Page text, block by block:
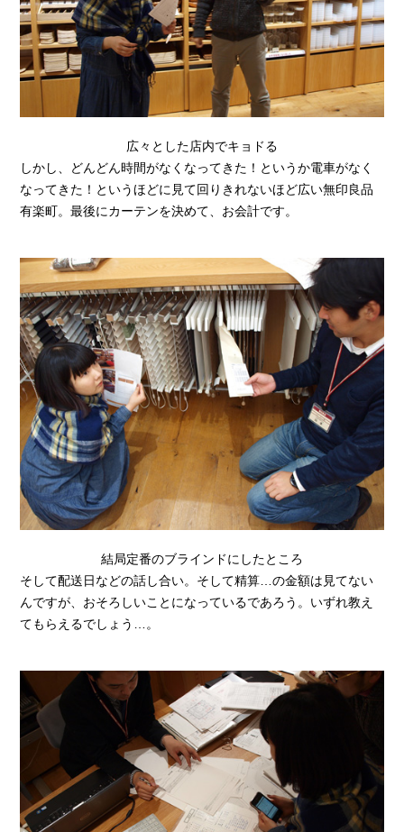
広々とした店内でキョドる
しかし、どんどん時間がなくなってきた！というか電車がなく
なってきた！というほどに見て回りきれないほど広い無印良品
有楽町。最後にカーテンを決めて、お会計です。
結局定番のブラインドにしたところ
そして配送日などの話し合い。そして精算…の金額は見てない
んですが、おそろしいことになっているであろう。いずれ教え
てもらえるでしょう…。